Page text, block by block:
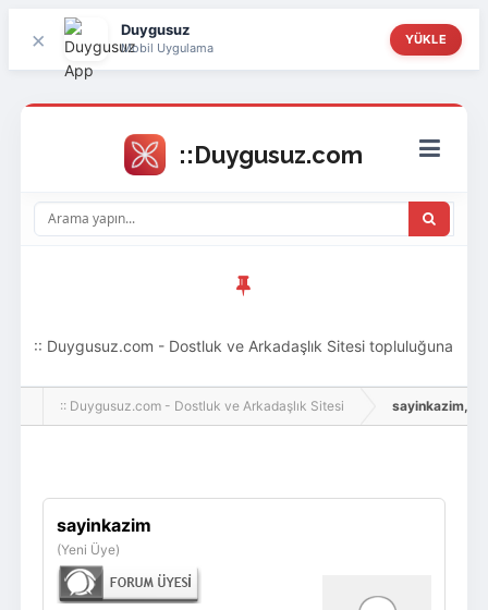
× Duygusuz
Mobil Uygulama
YÜKLE
:: Duygusuz.com - Dostluk ve Arkadaşlık Sitesi topluluğuna
hoş geldin ziyaretçi! Aramıza katılmak istersen kayıt
:: Duygusuz.com - Dostluk ve Arkadaşlık Sitesi sayinkazim,
sayinkazim
(Yeni Üye)